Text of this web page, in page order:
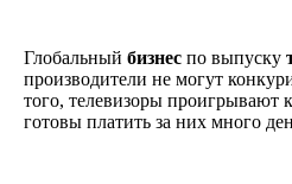
Глобальный бизнес по выпуску
производители не могут
того, телевизоры проигрывают
готовы платить за них много